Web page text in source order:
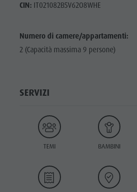
CIN:IT021082B5V62O8WHE
Numero di camere/appartamenti:
2 (Capacità massima 9 persone)
SERVIZI
TEMI BAMBINI